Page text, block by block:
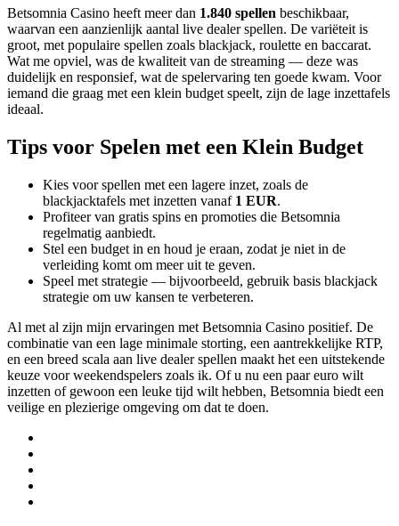
Betsomnia Casino heeft meer dan 1.840 spellen beschikbaar,
waarvan een aanzienlijk aantal live dealer spellen. De variëteit is
groot, met populaire spellen zoals blackjack, roulette en baccarat.
Wat me opviel, was de kwaliteit van de streaming — deze was
duidelijk en responsief, wat de spelervaring ten goede kwam. Voor
iemand die graag met een klein budget speelt, zijn de lage inzettafels
ideaal.
Tips voor Spelen met een Klein Budget
Kies voor spellen met een lagere inzet, zoals de
blackjacktafels met inzetten vanaf 1 EUR.
Profiteer van gratis spins en promoties die Betsomnia
regelmatig aanbiedt.
Stel een budget in en houd je eraan, zodat je niet in de
verleiding komt om meer uit te geven.
Speel met strategie — bijvoorbeeld, gebruik basis blackjack
strategie om uw kansen te verbeteren.
Al met al zijn mijn ervaringen met Betsomnia Casino positief. De
combinatie van een lage minimale storting, een aantrekkelijke RTP,
en een breed scala aan live dealer spellen maakt het een uitstekende
keuze voor weekendspelers zoals ik. Of u nu een paar euro wilt
inzetten of gewoon een leuke tijd wilt hebben, Betsomnia biedt een
veilige en plezierige omgeving om dat te doen.